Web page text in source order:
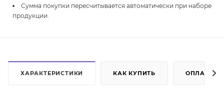
Сумма покупки пересчитывается автоматически при наборе
продукции.
ХАРАКТЕРИСТИКИ КАК КУПИТЬ ОПЛАТА